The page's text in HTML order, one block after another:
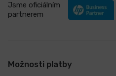
Jsme oficiálním
partnerem
Možnosti platby